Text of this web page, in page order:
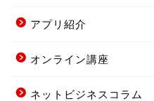
アプリ紹介
オンライン講座
ネットビジネスコラム